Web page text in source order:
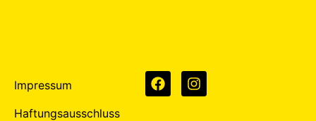
Impressum
Haftungsausschluss